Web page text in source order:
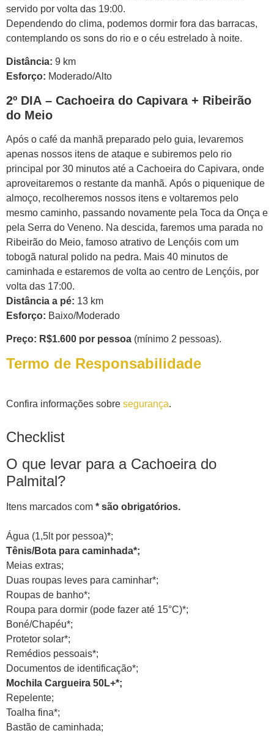
servido por volta das 19:00.
Dependendo do clima, podemos dormir fora das barracas,
contemplando os sons do rio e o céu estrelado à noite.
Distância: 9 km
Esforço: Moderado/Alto
2º DIA – Cachoeira do Capivara + Ribeirão
do Meio
Após o café da manhã preparado pelo guia, levaremos
apenas nossos itens de ataque e subiremos pelo rio
principal por 30 minutos até a Cachoeira do Capivara, onde
aproveitaremos o restante da manhã. Após o piquenique de
almoço, recolheremos nossos itens e voltaremos pelo
mesmo caminho, passando novamente pela Toca da Onça e
pela Serra do Veneno. Na descida, faremos uma parada no
Ribeirão do Meio, famoso atrativo de Lençóis com um
tobogã natural polido na pedra. Mais 40 minutos de
caminhada e estaremos de volta ao centro de Lençóis, por
volta das 17:00.
Distância a pé: 13 km
Esforço: Baixo/Moderado
Preço: R$1.600 por pessoa (mínimo 2 pessoas).
Termo de Responsabilidade
Confira informações sobre segurança.
Checklist
O que levar para a Cachoeira do
Palmital?
Itens marcados com * são obrigatórios.
Água (1,5lt por pessoa)*;
Tênis/Bota para caminhada*;
Meias extras;
Duas roupas leves para caminhar*;
Roupas de banho*;
Roupa para dormir (pode fazer até 15°C)*;
Boné/Chapéu*;
Protetor solar*;
Remédios pessoais*;
Documentos de identificação*;
Mochila Cargueira 50L+*;
Repelente;
Toalha fina*;
Bastão de caminhada;